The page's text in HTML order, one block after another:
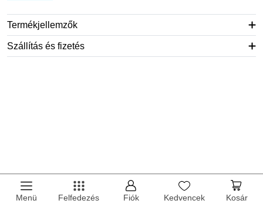
Termékjellemzők
Szállítás és fizetés
Menü Felfedezés Fiók Kedvencek Kosár